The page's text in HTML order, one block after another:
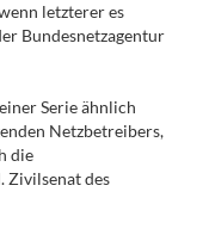
letzterer es
Bundesnetzagentur
Serie ähnlich
Netzbetreibers,
die
Zivilsenat des